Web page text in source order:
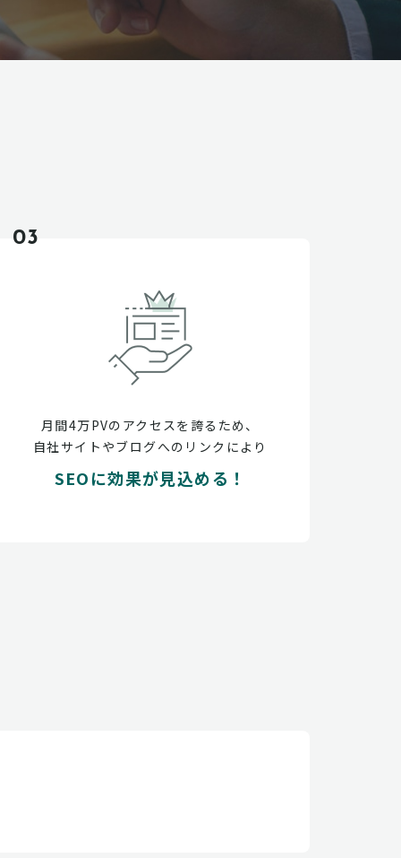
03
月間4万PVのアクセスを誇るため、
自社サイトやブログへのリンクにより
SEOに効果が見込める！